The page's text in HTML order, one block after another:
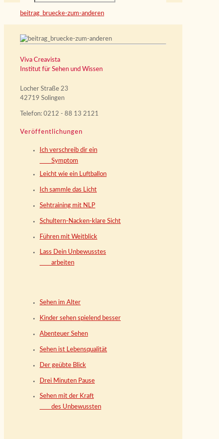
beitrag_bruecke-zum-anderen
Viva Creavista
Institut für Sehen und Wissen
Locher Straße 23
42719 Solingen
Telefon: 0212 - 88 13 2121
Veröffentlichungen
Ich verschreib dir ein
Symptom
Leicht wie ein Luftballon
Ich sammle das Licht
Sehtraining mit NLP
Schultern-Nacken-klare Sicht
Führen mit Weitblick
Lass Dein Unbewusstes
arbeiten
Sehen im Alter
Kinder sehen spielend besser
Abenteuer Sehen
Sehen ist Lebensqualität
Der geübte Blick
Drei Minuten Pause
Sehen mit der Kraft
des Unbewussten